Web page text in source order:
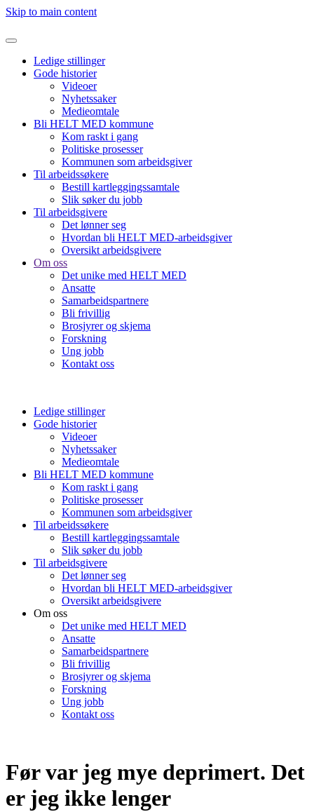
Skip to main content
Ledige stillinger
Gode historier
Videoer
Nyhetssaker
Medieomtale
Bli HELT MED kommune
Kom raskt i gang
Politiske prosesser
Kommunen som arbeidsgiver
Til arbeidssøkere
Bestill kartleggingssamtale
Slik søker du jobb
Til arbeidsgivere
Det lønner seg
Hvordan bli HELT MED-arbeidsgiver
Oversikt arbeidsgivere
Om oss
Det unike med HELT MED
Ansatte
Samarbeidspartnere
Bli frivillig
Brosjyrer og skjema
Forskning
Ung jobb
Kontakt oss
Ledige stillinger
Gode historier
Videoer
Nyhetssaker
Medieomtale
Bli HELT MED kommune
Kom raskt i gang
Politiske prosesser
Kommunen som arbeidsgiver
Til arbeidssøkere
Bestill kartleggingssamtale
Slik søker du jobb
Til arbeidsgivere
Det lønner seg
Hvordan bli HELT MED-arbeidsgiver
Oversikt arbeidsgivere
Om oss
Det unike med HELT MED
Ansatte
Samarbeidspartnere
Bli frivillig
Brosjyrer og skjema
Forskning
Ung jobb
Kontakt oss
Før var jeg mye deprimert. Det
er jeg ikke lenger